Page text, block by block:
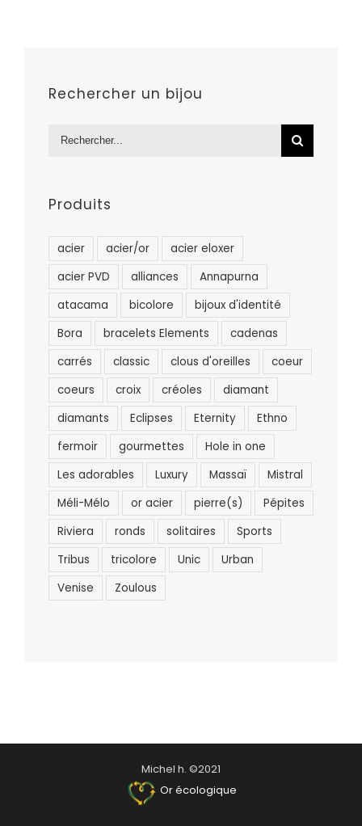
Rechercher un bijou
Rechercher:
Produits
acier acier/or
acier eloxer
acier PVD
alliances
Annapurna
atacama
bicolore
bijoux d'identité
Bora
bracelets Elements
cadenas
carrés
classic clous d'oreilles
coeur
coeurs
croix créoles
diamant
diamants
Eclipses Eternity
Ethno
fermoir
gourmettes
Hole in one
Les adorables
Luxury Massaï
Mistral
Méli-Mélo
or acier pierre(s)
Pépites
Riviera
ronds solitaires
Sports
Tribus
tricolore Unic
Urban
Venise
Zoulous
Michel h. ©2021
Or écologique